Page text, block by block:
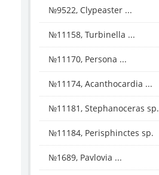
№9522, Clypeaster ...
№11158, Turbinella ...
№11170, Persona ...
№11174, Acanthocardia ...
№11181, Stephanoceras sp.
№11184, Perisphinctes sp.
№1689, Pavlovia ...